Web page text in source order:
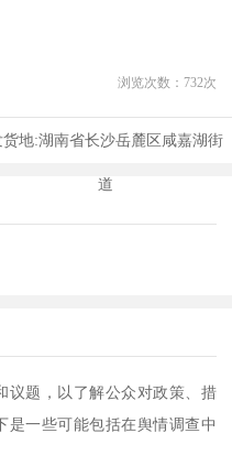
浏览次数： 732次
货地:湖南省长沙岳麓区咸嘉湖街
道
议题，以了解公众对政策、措
是一些可能包括在舆情调查中